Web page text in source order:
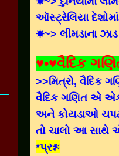
ઑસ્ટ્રેલિયા
☀~> લીમડાના
♥•♥વૈદિક
>>મિત્રો, વૈદિક
વૈદિક ગણિત એ
અને કોયડાઓ
તો ચાલો આ સાથે
*પ્રશ્નઃ